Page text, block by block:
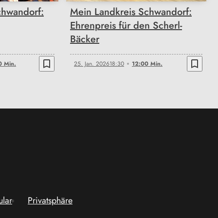
Min. bookmark_border
Mein Landkreis Schwandorf:
Ehrenpreis für den Scherl-
Bäcker
25. Jan. 202618:30 12:00 Min. bookmark_border
Privatsphäre